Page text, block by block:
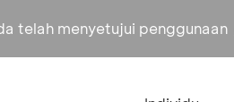
telah menyetujui penggunaan